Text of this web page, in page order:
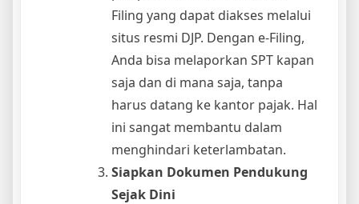
Filing yang dapat diakses melalui
situs resmi DJP. Dengan e-Filing,
Anda bisa melaporkan SPT kapan
saja dan di mana saja, tanpa
harus datang ke kantor pajak. Hal
ini sangat membantu dalam
menghindari keterlambatan.
Siapkan Dokumen Pendukung
Sejak Dini